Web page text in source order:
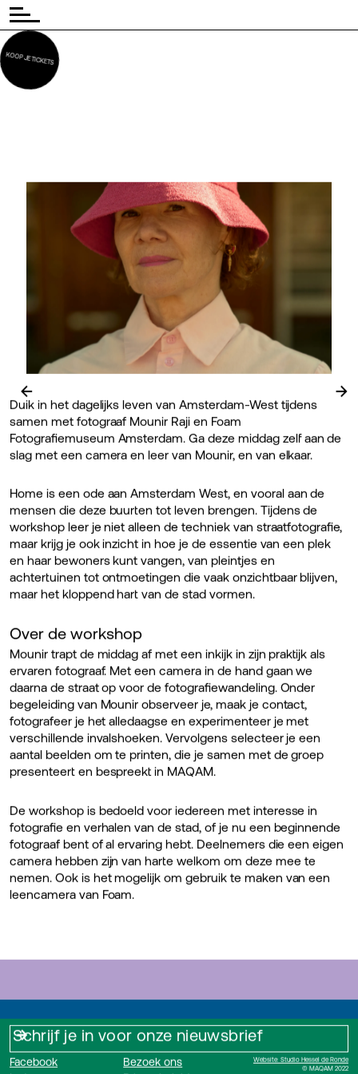
KOOP JE TICKETS
← →
Duik in het dagelijks leven van Amsterdam-West tijdens
samen met fotograaf Mounir Raji en Foam
Fotografiemuseum Amsterdam. Ga deze middag zelf aan de
slag met een camera en leer van Mounir, en van elkaar.
Home is een ode aan Amsterdam West, en vooral aan de
mensen die deze buurten tot leven brengen. Tijdens de
workshop leer je niet alleen de techniek van straatfotografie,
maar krijg je ook inzicht in hoe je de essentie van een plek
en haar bewoners kunt vangen, van pleintjes en
achtertuinen tot ontmoetingen die vaak onzichtbaar blijven,
maar het kloppend hart van de stad vormen.
Over de workshop
Mounir trapt de middag af met een inkijk in zijn praktijk als
ervaren fotograaf. Met een camera in de hand gaan we
daarna de straat op voor de fotografiewandeling. Onder
begeleiding van Mounir observeer je, maak je contact,
fotografeer je het alledaagse en experimenteer je met
verschillende invalshoeken. Vervolgens selecteer je een
aantal beelden om te printen, die je samen met de groep
presenteert en bespreekt in MAQAM.
De workshop is bedoeld voor iedereen met interesse in
fotografie en verhalen van de stad, of je nu een beginnende
fotograaf bent of al ervaring hebt. Deelnemers die een eigen
camera hebben zijn van harte welkom om deze mee te
nemen. Ook is het mogelijk om gebruik te maken van een
leencamera van Foam.
Bezoek ons
Facebook
Website: Studio Hessel de Ronde
© MAQAM 2022